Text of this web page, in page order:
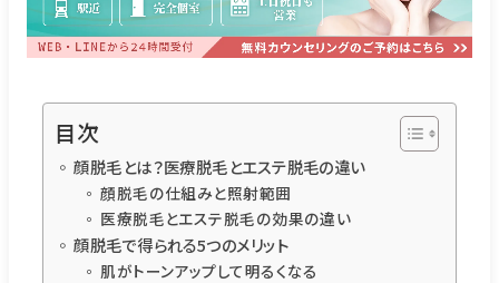
目次
顔脱毛とは？医療脱毛とエステ脱毛の違い
顔脱毛の仕組みと照射範囲
医療脱毛とエステ脱毛の効果の違い
顔脱毛で得られる5つのメリット
肌がトーンアップして明るくなる